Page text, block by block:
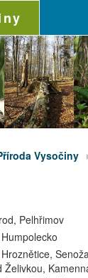
Vysočiny
Pelhřimov
Hroznětice,
Želivkou,